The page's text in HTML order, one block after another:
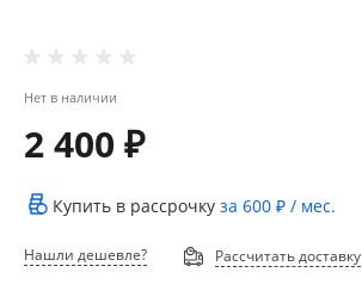
Нет в наличии
2 400 ₽
Купить в рассрочку за 600 ₽ / мес.
Нашли дешевле? Рассчитать доставку